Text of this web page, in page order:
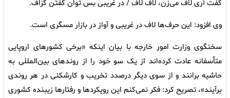
گفت آری لاف می‌زن، لاف لاف / در غریبی بس توان گفتن گزاف.
وی افزود: این حرف‌ها لاف در غریبی و آواز در بازار مسگری است.
سخنگوی وزارت امور خارجه با بیان اینکه «برخی کشورهای اروپایی
متأسفانه عادت کرده‌اند از یک سو خود را از روندهای بین‌المللی به
حاشیه برانند و از سوی دیگر درصدد تخریب و کارشکنی در هر روندی
برآیند»، تصریح کرد: فکر نمی‌کنم این رویکردها و رفتارها زیبنده کشوری